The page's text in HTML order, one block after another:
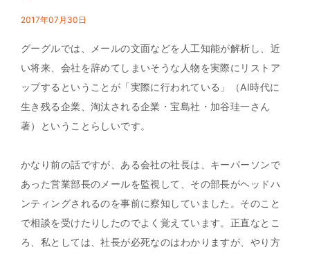
2017年07月30日
グーグルでは、メールの文面などを人工知能が解析し、近
い将来、会社を辞めてしまいそうな人物を実際にリストア
ップするということが「実際に行われている」（AI時代に
生き残る企業、淘汰される企業・宝島社・加谷珪一さん
著）ということらしいです。
かなり前の話ですが、ある会社の社長は、キーパーソンで
あった営業部長のメールを監視して、その部長がヘッドハ
ンティングされるのを事前に察知していました。そのこと
で相談を受けたりしたのでよく覚えています。正直なとこ
ろ、私としては、社長が必死なのはわかりますが、やり方